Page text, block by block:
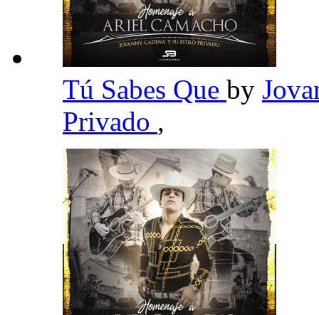
Tú Sabes Que by
Privado ,